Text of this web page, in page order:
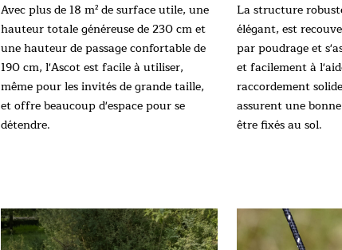
Avec plus de 18 m² de surface utile, une
hauteur totale généreuse de 230 cm et
une hauteur de passage confortable de
190 cm, l'Ascot est facile à utiliser,
même pour les invités de grande taille,
et offre beaucoup d'espace pour se
détendre.
La structure
élégant, est
par poudrage et
et facilement à
raccordement
assurent une
être fixés au sol.